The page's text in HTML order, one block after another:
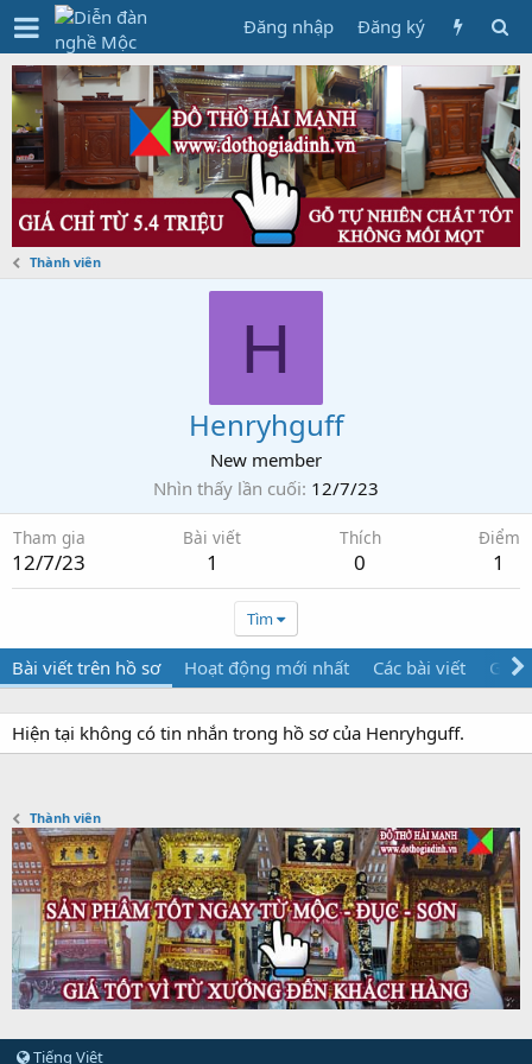
Đăng nhập Đăng ký
Thành viên
H
Henryhguff
New member
Nhìn thấy lần cuối 12/7/23
Tham gia
12/7/23
Bài viết
1
Thích
0
Điểm
1
Tìm
Bài viết trên hồ sơ Hoạt động mới nhất Các bài viết Giới
Hiện tại không có tin nhắn trong hồ sơ của Henryhguff.
Thành viên
Tiếng Việt